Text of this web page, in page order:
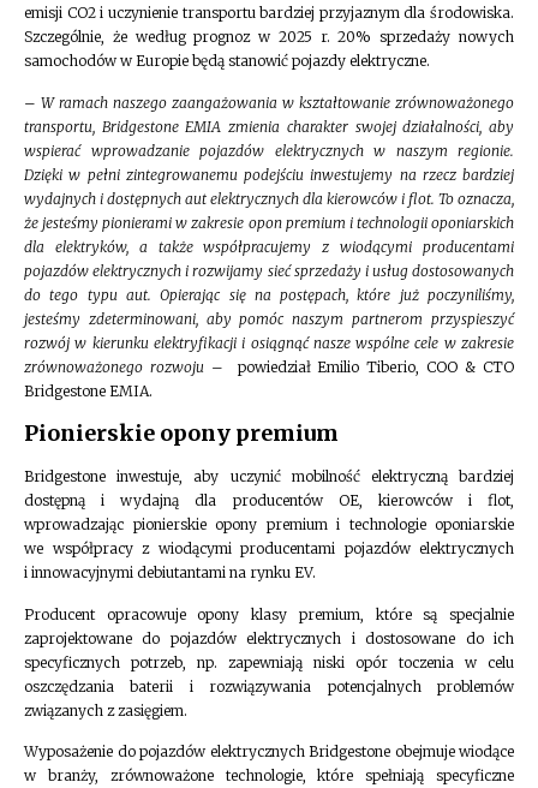
emisji CO2 i uczynienie transportu bardziej przyjaznym dla środowiska.
Szczególnie, że według prognoz w 2025 r. 20% sprzedaży nowych
samochodów w Europie będą stanowić pojazdy elektryczne.
– W ramach naszego zaangażowania w kształtowanie zrównoważonego
transportu, Bridgestone EMIA zmienia charakter swojej działalności, aby
wspierać wprowadzanie pojazdów elektrycznych w naszym regionie.
Dzięki w pełni zintegrowanemu podejściu inwestujemy na rzecz bardziej
wydajnych i dostępnych aut elektrycznych dla kierowców i flot. To oznacza,
że ​​jesteśmy pionierami w zakresie opon premium i technologii oponiarskich
dla elektryków, a także współpracujemy z wiodącymi producentami
pojazdów elektrycznych i rozwijamy sieć sprzedaży i usług dostosowanych
do tego typu aut. Opierając się na postępach, które już poczyniliśmy,
jesteśmy zdeterminowani, aby pomóc naszym partnerom przyspieszyć
rozwój w kierunku elektryfikacji i osiągnąć nasze wspólne cele w zakresie
zrównoważonego rozwoju – powiedział Emilio Tiberio, COO & CTO
Bridgestone EMIA.
Pionierskie opony premium
Bridgestone inwestuje, aby uczynić mobilność elektryczną bardziej
dostępną i wydajną dla producentów OE, kierowców i flot,
wprowadzając pionierskie opony premium i technologie oponiarskie
we współpracy z wiodącymi producentami pojazdów elektrycznych
i innowacyjnymi debiutantami na rynku EV.
Producent opracowuje opony klasy premium, które są specjalnie
zaprojektowane do pojazdów elektrycznych i dostosowane do ich
specyficznych potrzeb, np. zapewniają niski opór toczenia w celu
oszczędzania baterii i rozwiązywania potencjalnych problemów
związanych z zasięgiem.
Wyposażenie do pojazdów elektrycznych Bridgestone obejmuje wiodące
w branży, zrównoważone technologie, które spełniają specyficzne